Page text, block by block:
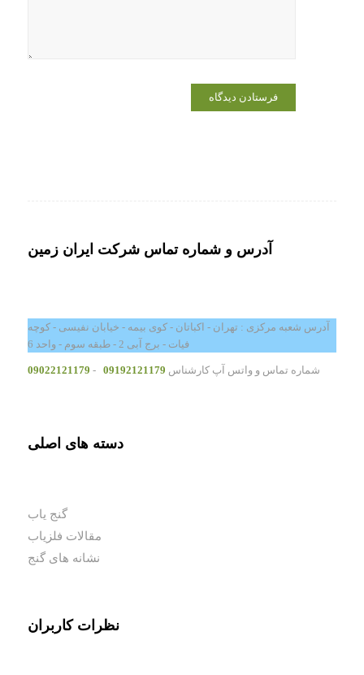
آدرس و شماره تماس شرکت ایران زمین
آدرس شعبه مرکزی : تهران - اکباتان - کوی بیمه - خیابان نفیسی - کوچه
فیات - برج آبی 2 - طبقه سوم - واحد 6
شماره تماس و واتس آپ کارشناس 09192121179
-
09022121179
دسته های اصلی
گنج یاب
مقالات فلزیاب
نشانه های گنج
نظرات کاربران